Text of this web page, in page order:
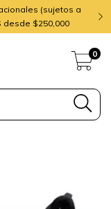
(sujetos a
desde $250,000
0